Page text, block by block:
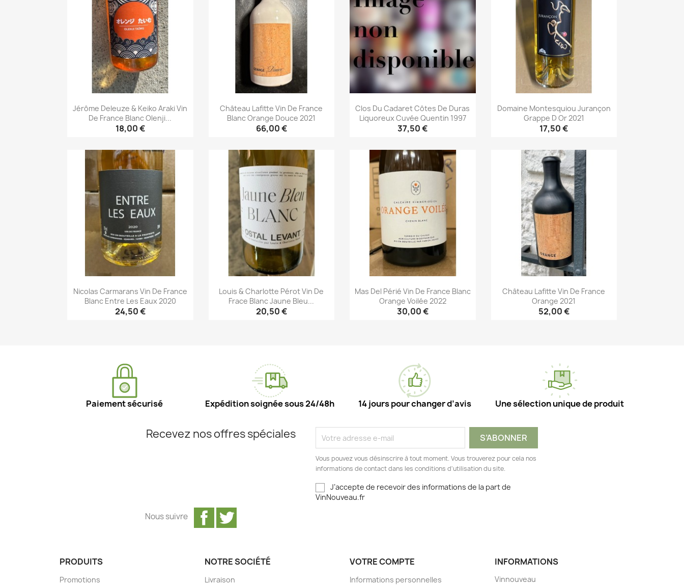
Jérôme Deleuze & Keiko Araki Vin
De France Blanc Olenji...
18,00 €
Aperçu rapide
Château Lafitte Vin De France
Blanc Orange Douce 2021
66,00 €
Aperçu rapide
Clos Du Cadaret Côtes De Duras
Liquoreux Cuvée Quentin 1997
37,50 €
Aperçu rapide
Domaine Montesquiou Jurançon
Grappe D Or 2021
17,50 €
Aperçu rapide
Nicolas Carmarans Vin De France
Blanc Entre Les Eaux 2020
24,50 €
Louis & Charlotte Pérot Vin De
Frace Blanc Jaune Bleu...
20,50 €
Mas Del Périé Vin De France Blanc
Orange Voilée 2022
30,00 €
Château Lafitte Vin De France
Orange 2021
52,00 €
Paiement sécurisé Expédition soignée sous 24/48h 14 jours pour changer d’avis Une sélection unique de produit
Recevez nos offres spéciales
Vous pouvez vous désinscrire à tout moment. Vous trouverez pour cela nos
informations de contact dans les conditions d'utilisation du site.
J’accepte de recevoir des informations de la part de
VinNouveau.fr
Facebook
Nous suivre
PRODUITS
Promotions
NOTRE SOCIÉTÉ
Livraison
VOTRE COMPTE
Informations personnelles
INFORMATIONS
Vinnouveau